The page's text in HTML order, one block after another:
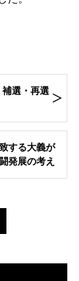
選・再選
する大義が
発展の考え